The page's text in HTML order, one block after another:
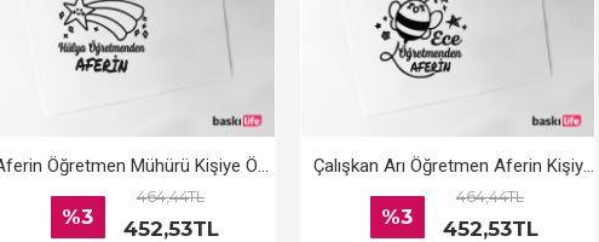
Aferin Öğretmen Mühürü Kişiye Özel Kitap Kaşesi, Kitap Damgası, Kitap Mührü
%3
464,44TL
452,53TL
Çalışkan Arı Öğretmen Aferin Kişiye Özel Kitap Kaşesi, Kitap Damgası, Kitap Mührü
%3
464,44TL
452,53TL